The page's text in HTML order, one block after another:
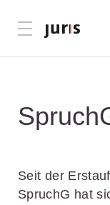
Menü öffnen
Seit der
SpruchG hat